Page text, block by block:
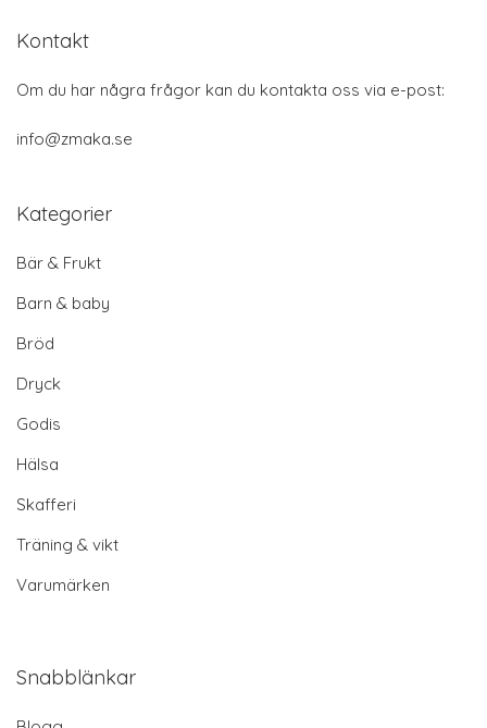
Kontakt
Om du har några frågor kan du kontakta oss via e-post:
info@zmaka.se
Kategorier
Bär & Frukt
Barn & baby
Bröd
Dryck
Godis
Hälsa
Skafferi
Träning & vikt
Varumärken
Snabblänkar